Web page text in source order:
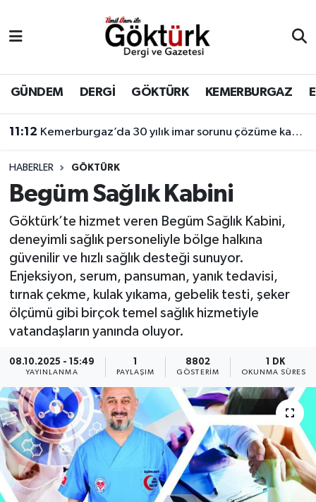
GÜNDEM DERGİ GÖKTÜRK KEMERBURGAZ
11:12 Kemerburgaz’da 30 yılık imar sorunu çözüme kavuşuyor
HABERLER GÖKTÜRK
Begüm Sağlık Kabini
Göktürk’te hizmet veren Begüm Sağlık Kabini,
deneyimli sağlık personeliyle bölge halkına
güvenilir ve hızlı sağlık desteği sunuyor.
Enjeksiyon, serum, pansuman, yanık tedavisi,
tırnak çekme, kulak yıkama, gebelik testi, şeker
ölçümü gibi birçok temel sağlık hizmetiyle
vatandaşların yanında oluyor.
08.10.2025 - 15:49
YAYINLANMA
1
PAYLAŞIM
8802
GÖSTERIM
1 DK
OKUNMA SÜRESI
BİLİM
DERGİ
DÜNYA
EĞİTİM
EKONOMİ
GÖKTÜRK
GÜNDEM
KEMERBURGAZ
KÜLTÜR - SANAT
MAGAZİN
ÖZEL HABER
SAĞLIK
Eyüpsultan Hava Durumu
Eyüpsultan Trafik Yoğunluk Haritası
Süper Lig Puan Durumu ve Fikstür
Tüm Manşetler
Son Dakika Haberleri
Haber Arşivi